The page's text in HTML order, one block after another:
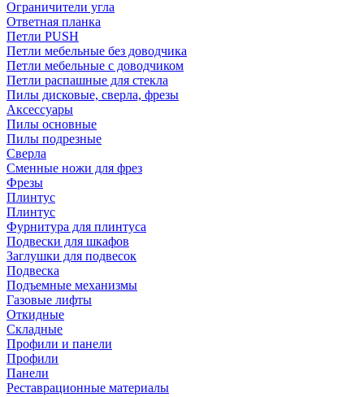
Ограничители угла
Ответная планка
Петли PUSH
Петли мебельные без доводчика
Петли мебельные с доводчиком
Петли распашные для стекла
Пилы дисковые, сверла, фрезы
Аксессуары
Пилы основные
Пилы подрезные
Сверла
Сменные ножи для фрез
Фрезы
Плинтус
Плинтус
Фурнитура для плинтуса
Подвески для шкафов
Заглушки для подвесок
Подвеска
Подъемные механизмы
Газовые лифты
Откидные
Складные
Профили и панели
Профили
Панели
Реставрационные материалы